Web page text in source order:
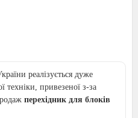
реалізується дуже
техніки, привезеної з-за
перехідник для блоків